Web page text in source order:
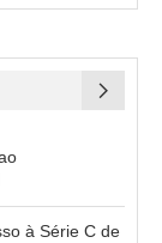
à Série C de